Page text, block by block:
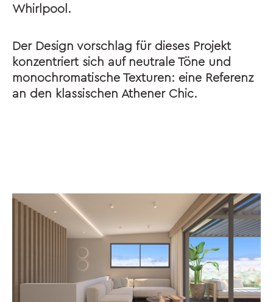
Whirlpool.
Der Design vorschlag für dieses Projekt
konzentriert sich auf neutrale Töne und
monochromatische Texturen: eine Referenz
an den klassischen Athener Chic.